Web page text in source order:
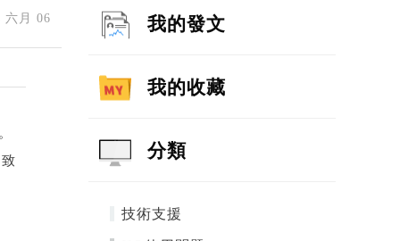
六月 06 我的發文
我的收藏
分類
技術支援